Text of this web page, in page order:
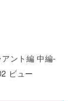
ント編 中編-
ビュー